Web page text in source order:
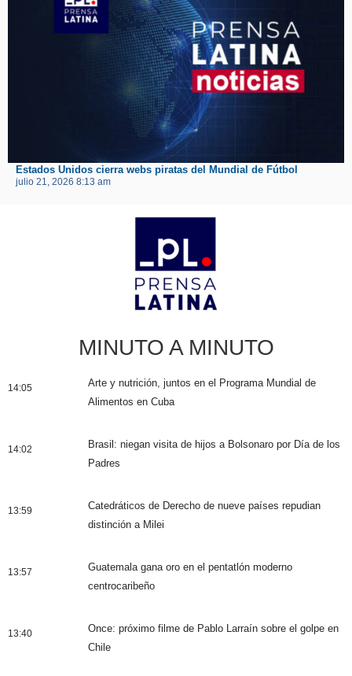
Estados Unidos cierra webs piratas del Mundial de Fútbol
julio 21, 2026 8:13 am
MINUTO A MINUTO
14:05
Arte y nutrición, juntos en el Programa Mundial de
Alimentos en Cuba
14:02
Brasil: niegan visita de hijos a Bolsonaro por Día de los
Padres
13:59
Catedráticos de Derecho de nueve países repudian
distinción a Milei
13:57
Guatemala gana oro en el pentatlón moderno
centrocaribeño
13:40
Once: próximo filme de Pablo Larraín sobre el golpe en
Chile